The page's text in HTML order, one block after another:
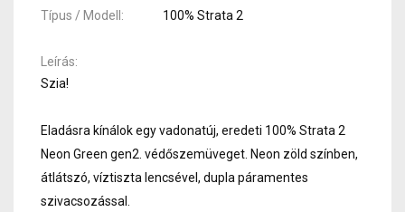
Típus / Modell
100% Strata 2
Leírás
Szia!
Eladásra kínálok egy vadonatúj, eredeti 100% Strata 2
Neon Green gen2. védőszemüveget. Neon zöld színben,
átlátszó, víztiszta lencsével, dupla páramentes
szivacsozással.